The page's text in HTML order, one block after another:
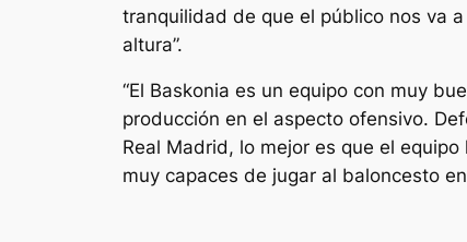
tranquilidad de que el público nos va
altura”.
“El Baskonia es un equipo con muy
producción en el aspecto ofensivo.
Real Madrid, lo mejor es que el
muy capaces de jugar al baloncesto